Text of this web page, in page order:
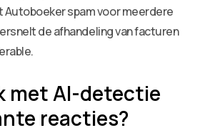
spam voor meerdere
de afhandeling van facturen
met AI-detectie
reacties?